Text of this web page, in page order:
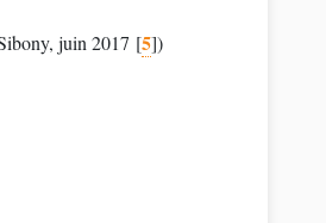
juin 2017 [5])